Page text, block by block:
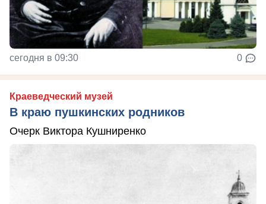
сегодня в 09:30 0
Краеведческий музей
В краю пушкинских родников
Очерк Виктора Кушниренко